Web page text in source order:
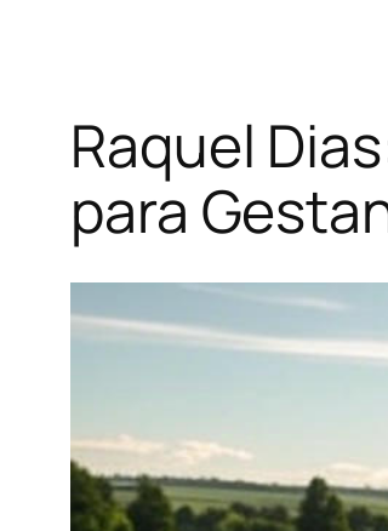
Raquel
para